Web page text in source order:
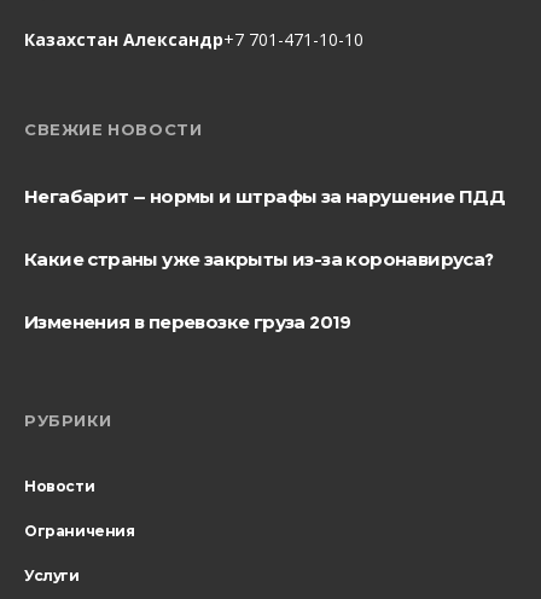
Казахстан Александр+7 701-471-10-10
СВЕЖИЕ НОВОСТИ
Негабарит — нормы и штрафы за нарушение ПДД
Какие страны уже закрыты из-за коронавируса?
Изменения в перевозке груза 2019
РУБРИКИ
Новости
Ограничения
Услуги